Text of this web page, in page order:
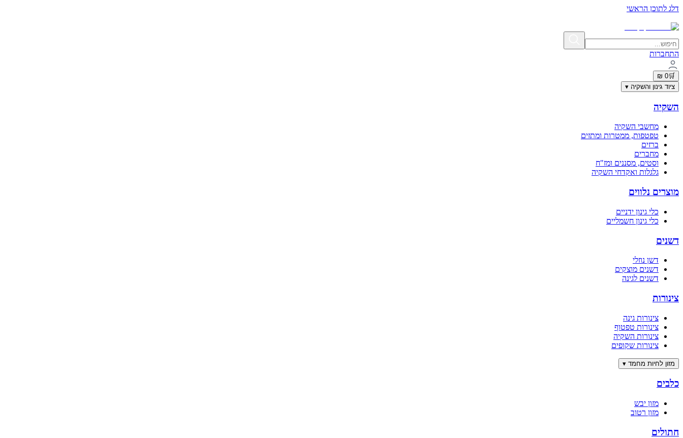
דלג לתוכן הראשי
התחברות
🛒
0 ₪
ציוד גינון והשקיה ▾
השקיה
מחשבי השקיה
טפטפות, ממטרות ומתזים
ברזים
מחברים
וסטים, מסננים ומז"ח
גלגלות ואקדחי השקיה
מוצרים נלווים
כלי גינון ידניים
כלי גינון חשמליים
דשנים
דשן נוזלי
דשנים מוצקים
דשנים לגינה
צינורות
צינורות גינה
צינורות טפטוף
צינורות השקיה
צינורות שקופים
מזון לחיות מחמד ▾
כלבים
מזון יבש
מזון רטוב
חתולים